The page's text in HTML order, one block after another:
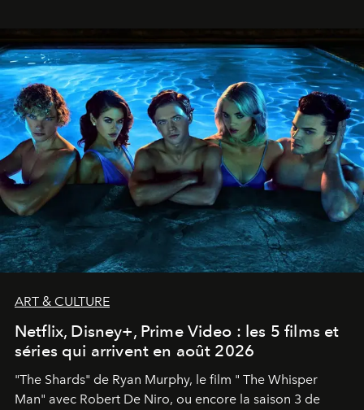
ART & CULTURE
Netflix, Disney+, Prime Video : les 5 films et
séries qui arrivent en août 2026
"The Shards" de Ryan Murphy, le film " The Whisper
Man" avec Robert De Niro, ou encore la saison 3 de